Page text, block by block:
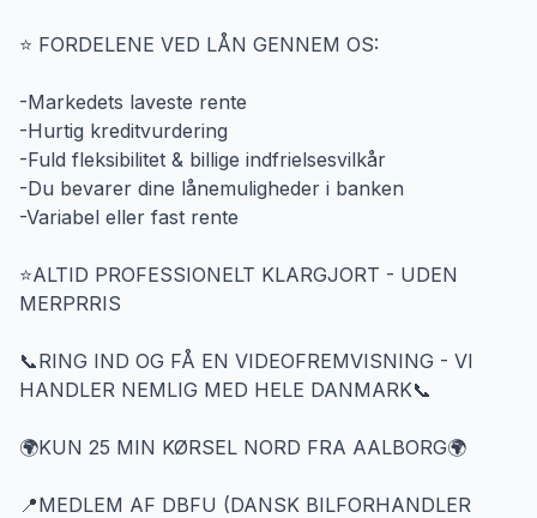
⭐️ FORDELENE VED LÅN GENNEM OS:
-Markedets laveste rente
-Hurtig kreditvurdering
-Fuld fleksibilitet & billige indfrielsesvilkår
-Du bevarer dine lånemuligheder i banken
-Variabel eller fast rente
⭐️ALTID PROFESSIONELT KLARGJORT - UDEN
MERPRRIS
📞RING IND OG FÅ EN VIDEOFREMVISNING - VI
HANDLER NEMLIG MED HELE DANMARK📞
🌍KUN 25 MIN KØRSEL NORD FRA AALBORG🌍
📍MEDLEM AF DBFU (DANSK BILFORHANDLER